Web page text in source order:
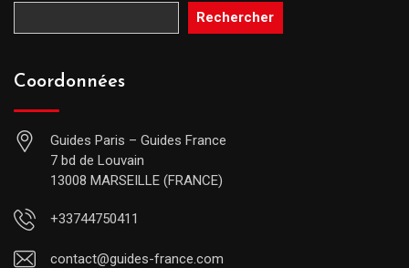
Rechercher
Coordonnées
Guides Paris – Guides France
7 bd de Louvain
13008 MARSEILLE (FRANCE)
+33744750411
contact@guides-france.com